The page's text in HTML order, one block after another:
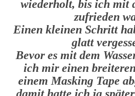
wiederholt, bis ich mit
zufrieden
Einen kleinen Schritt
glatt
Bevor es mit dem
ich mir einen
einem Masking Tape